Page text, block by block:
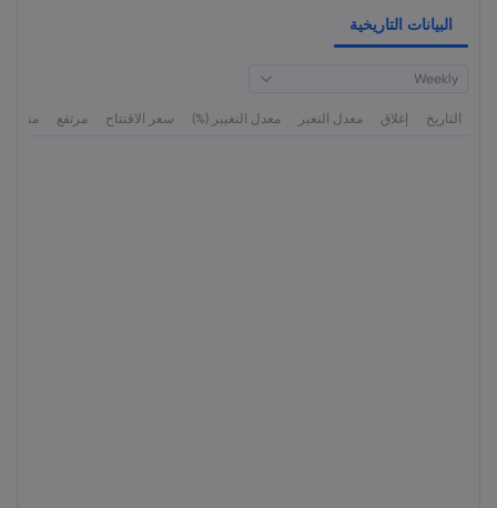
البيانات التاريخية
Weekly
التاريخ إغلاق معدل التغير معدل التغيير (%) سعر الاقتتاح مرتفع